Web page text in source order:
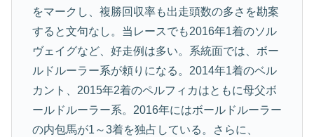
をマークし、複勝回収率も出走頭数の多さを勘案
すると文句なし。当レースでも2016年1着のソル
ヴェイグなど、好走例は多い。系統面では、ボー
ルドルーラー系が頼りになる。2014年1着のベル
カント、2015年2着のペルフィカはともに母父ボ
ールドルーラー系。2016年にはボールドルーラー
の内包馬が1～3着を独占している。さらに、